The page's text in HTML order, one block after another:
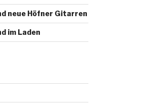
neue Höfner Gitarren
im Laden